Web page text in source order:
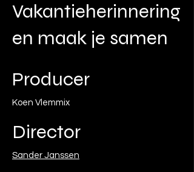
Vakantieherinnering
en maak je samen
Producer
Koen Vlemmix
Director
Sander Janssen